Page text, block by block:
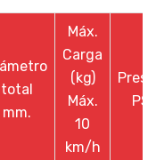
total
mm.
Máx.
Carga
(kg)
Máx.
10
km/h
PSI